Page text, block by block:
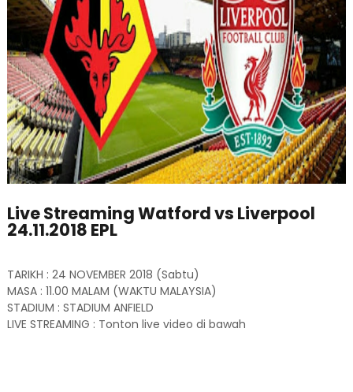
Live Streaming Watford vs Liverpool
24.11.2018 EPL
TARIKH : 24 NOVEMBER 2018 (Sabtu)
MASA : 11.00 MALAM (WAKTU MALAYSIA)
STADIUM : STADIUM ANFIELD
LIVE STREAMING : Tonton live video di bawah